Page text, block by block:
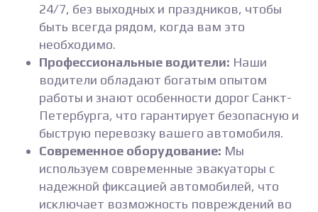
24/7, без выходных и праздников, чтобы
быть всегда рядом, когда вам это
необходимо.
Профессиональные водители: Наши
водители обладают богатым опытом
работы и знают особенности дорог Санкт-
Петербурга, что гарантирует безопасную и
быструю перевозку вашего автомобиля.
Современное оборудование: Мы
используем современные эвакуаторы с
надежной фиксацией автомобилей, что
исключает возможность повреждений во